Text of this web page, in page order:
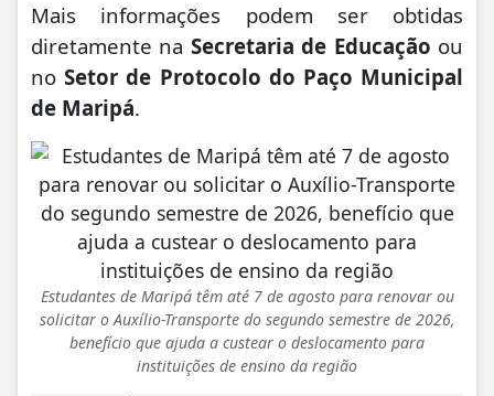
Mais informações podem ser obtidas
diretamente na Secretaria de Educação ou
noSetor de Protocolo do Paço Municipal
de Maripá.
Estudantes de Maripá têm até 7 de agosto para renovar ou
solicitar o Auxílio-Transporte do segundo semestre de 2026,
benefício que ajuda a custear o deslocamento para
instituições de ensino da região